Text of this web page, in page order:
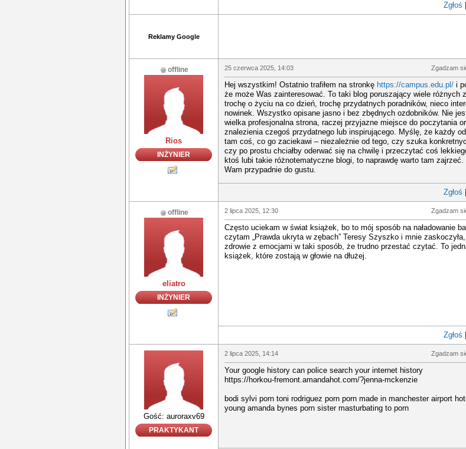
Zgłoś
Reklamy Google
offline
Rios
INŻYNIER
25 czerwca 2025, 14:03 Zgadzam
Hej wszystkim! Ostatnio trafiłem na stronkę https://campus.edu.pl/ i
że może Was zainteresować. To taki blog poruszający wiele różnych
trochę o życiu na co dzień, trochę przydatnych poradników, nieco
nowinek. Wszystko opisane jasno i bez zbędnych ozdobników. Nie
wielka profesjonalna strona, raczej przyjazne miejsce do poczytania
znalezienia czegoś przydatnego lub inspirującego. Myślę, że każdy
tam coś, co go zaciekawi – niezależnie od tego, czy szuka
czy po prostu chciałby oderwać się na chwilę i przeczytać coś
ktoś lubi takie różnotematyczne blogi, to naprawdę warto tam zajrzeć.
Wam przypadnie do gustu.
Zgłoś
offline
eliatro
INŻYNIER
2 lipca 2025, 12:30 Zgadzam
Często uciekam w świat książek, bo to mój sposób na naładowanie
czytam „Prawda ukryta w zębach” Teresy Szyszko i mnie zaskoczyła,
zdrowie z emocjami w taki sposób, że trudno przestać czytać. To
książek, które zostają w głowie na dłużej.
Zgłoś
Gość: auroraxv69
PRAKTYKANT
2 lipca 2025, 14:14 Zgadzam
Your google history can police search your internet history
https://horkou-fremont.amandahot.com/?jenna-mckenzie
bodi sylvi porn toni rodriguez porn porn made in manchester airport
young amanda bynes porn sister masturbating to porn